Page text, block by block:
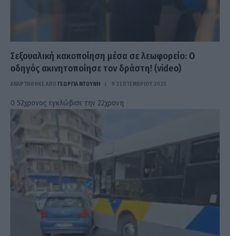
Σεξουαλική κακοποίηση μέσα σε λεωφορείο: Ο
οδηγός ακινητοποίησε τον δράστη! (video)
ΑΝΑΡΤΗΘΗΚΕ ΑΠΟ ΓΕΩΡΓΊΑ ΝΤΟΎΝΗ 9 ΣΕΠΤΕΜΒΡΊΟΥ 2025
Ο 52χρονος εγκλώβισε την 22χρονη